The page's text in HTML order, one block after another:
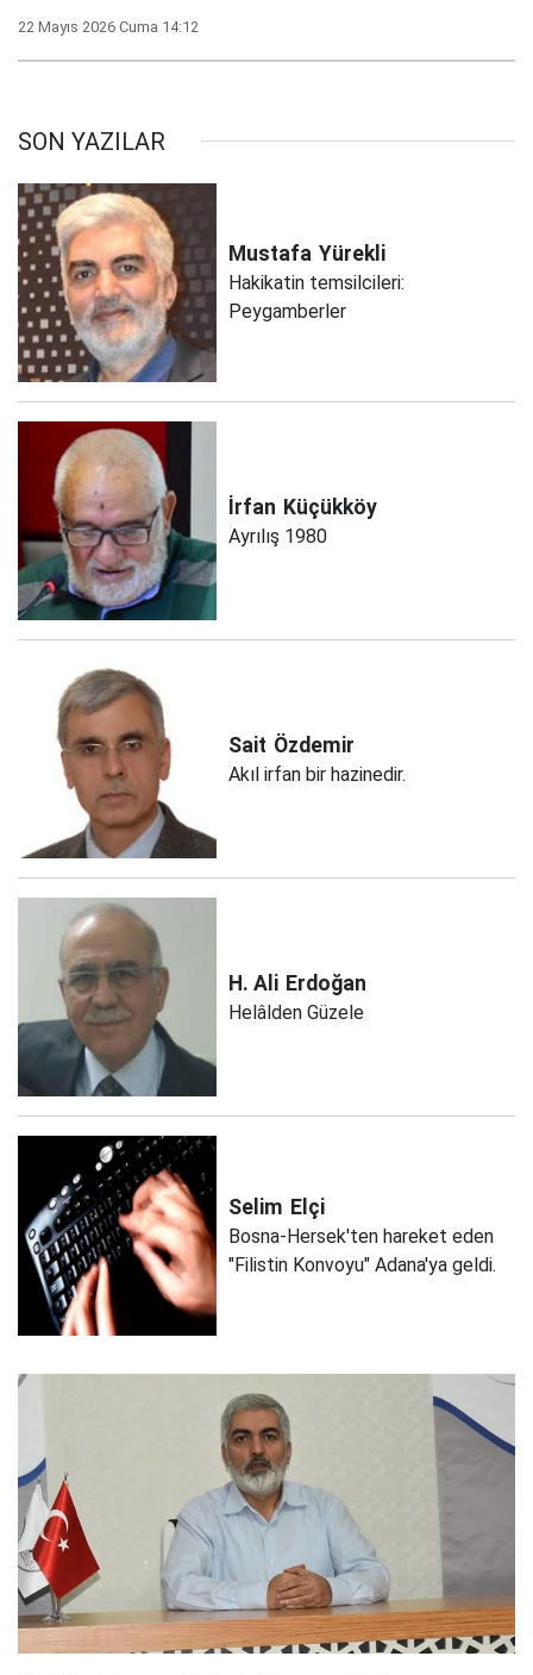
22 Mayıs 2026 Cuma 14:12
SON YAZILAR
Mustafa Yürekli
Hakikatin temsilcileri:
Peygamberler
İrfan Küçükköy
Ayrılış 1980
Sait Özdemir
Akıl irfan bir hazinedir.
H. Ali Erdoğan
Helâlden Güzele
Selim Elçi
Bosna-Hersek'ten hareket eden
"Filistin Konvoyu" Adana'ya geldi.